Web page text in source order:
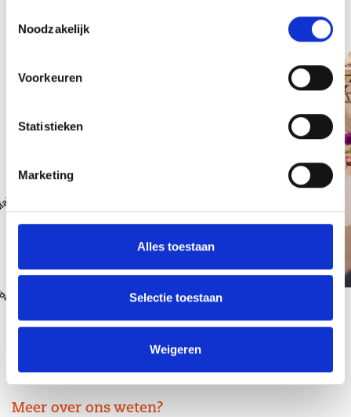
Noodzakelijk
Voorkeuren
Statistieken
Marketing
Alles toestaan
Selectie toestaan
Weigeren
Team
Met veel professionaliteit verzorgen wij een succesvolle verkoop,
verhuur, aankoop of taxatie. Waar kunnen wij jou bij helpen?
Meer over ons weten?